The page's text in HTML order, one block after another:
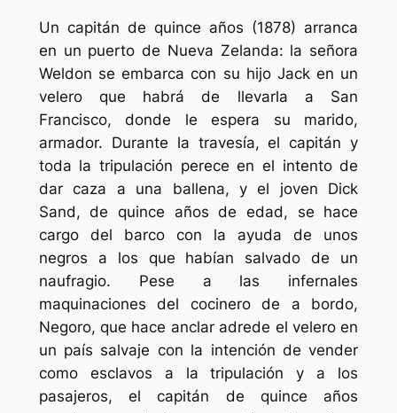
Un capitán de quince años (1878) arranca
en un puerto de Nueva Zelanda: la señora
Weldon se embarca con su hijo Jack en un
velero que habrá de llevarla a San
Francisco, donde le espera su marido,
armador. Durante la travesía, el capitán y
toda la tripulación perece en el intento de
dar caza a una ballena, y el joven Dick
Sand, de quince años de edad, se hace
cargo del barco con la ayuda de unos
negros a los que habían salvado de un
naufragio. Pese a las infernales
maquinaciones del cocinero de a bordo,
Negoro, que hace anclar adrede el velero en
un país salvaje con la intención de vender
como esclavos a la tripulación y a los
pasajeros, el capitán de quince años